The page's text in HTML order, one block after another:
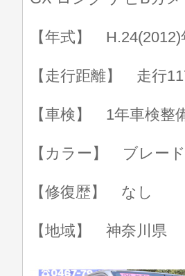
【年式】 H.24(2012)
【走行距離】 走行
【車検】 1年車検整
【カラー】 ブレー
【修復歴】 なし
【地域】 神奈川県